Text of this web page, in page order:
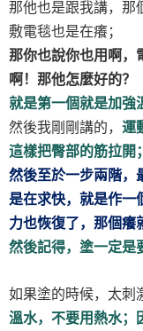
那他也是跟我講，那
敷電毯也是在癢；
那你也說你也用啊，
啊！那他怎麼好的？
就是第一個就是加強
然後我剛剛講的， 運
這樣把臀部的筋拉開；
然後至於一步兩階，
是在求快，就是作一
力也恢復了，那個癢
然後記得，塗一定是
如果塗的時候，太刺
溫水，不要用熱水；